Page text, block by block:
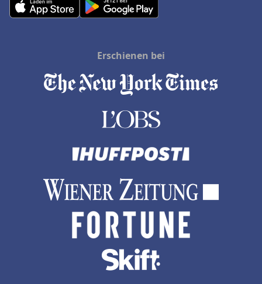
Erschienen bei